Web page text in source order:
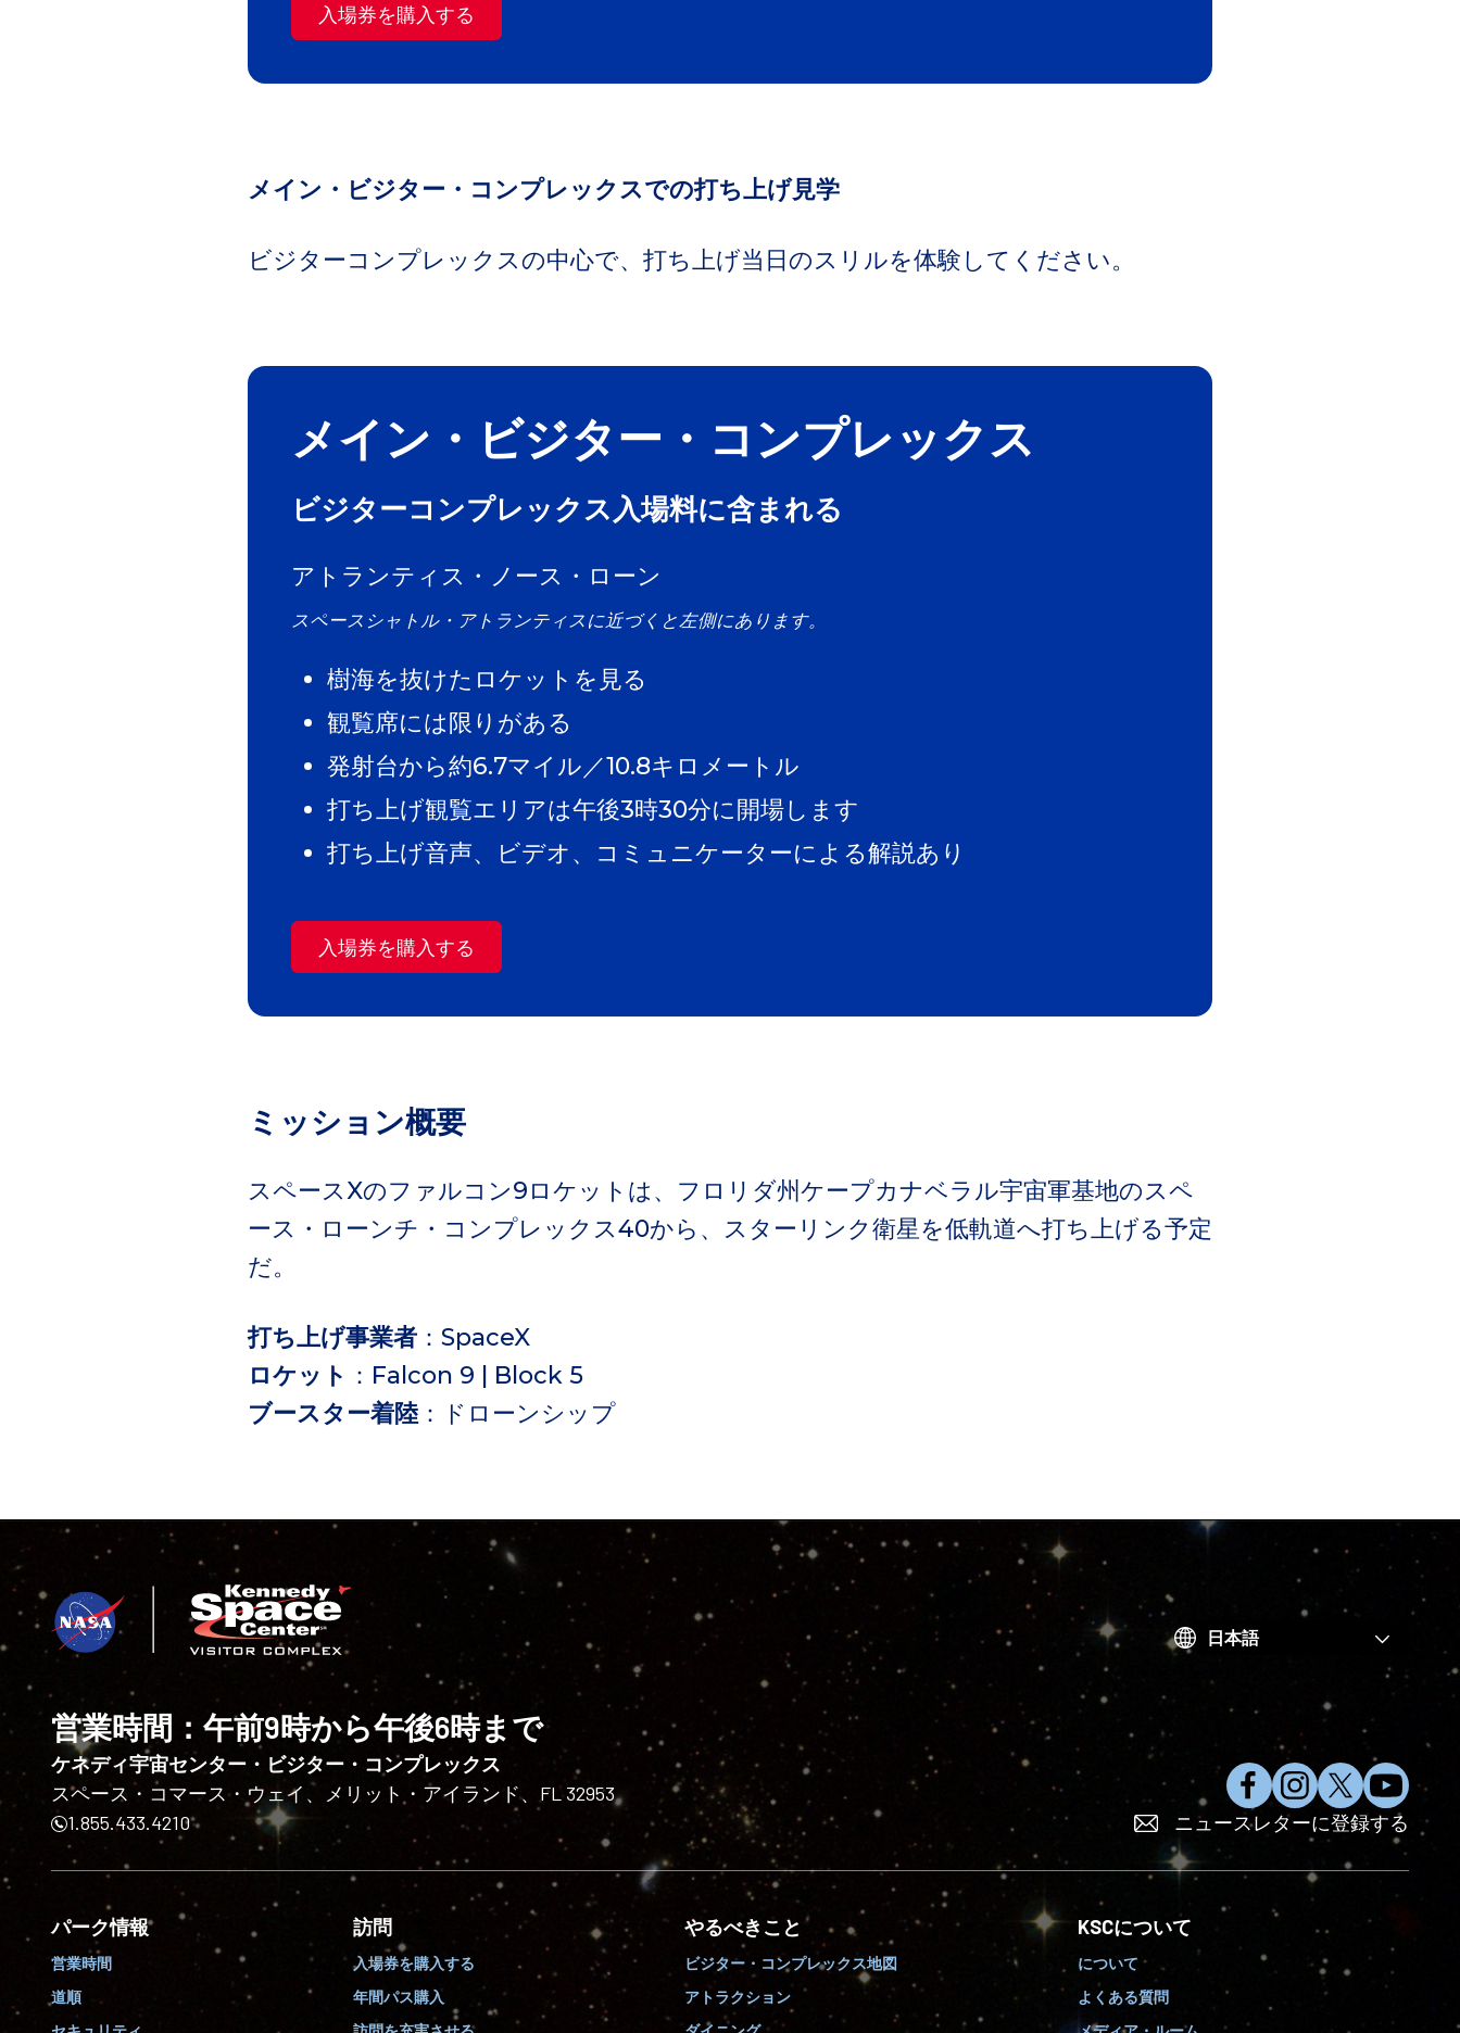
入場券を購入する
メイン・ビジター・コンプレックスでの打ち上げ見学
ビジターコンプレックスの中心で、打ち上げ当日のスリルを体験してください。
メイン・ビジター・コンプレックス
ビジターコンプレックス入場料に含まれる
アトランティス・ノース・ローン
スペースシャトル・アトランティスに近づくと左側にあります。
樹海を抜けたロケットを見る
観覧席には限りがある
発射台から約6.7マイル／10.8キロメートル
打ち上げ観覧エリアは午後3時30分に開場します
打ち上げ音声、ビデオ、コミュニケーターによる解説あり
入場券を購入する
ミッション概要
スペースXのファルコン9ロケットは、フロリダ州ケープカナベラル宇宙軍基地のスペ
ース・ローンチ・コンプレックス40から、スターリンク衛星を低軌道へ打ち上げる予定
だ。
打ち上げ事業者 ：SpaceX
ロケット ：Falcon 9 | Block 5
ブースター着陸 ：ドローンシップ
Choose
営業時間：午前9時から午後6時まで
ケネディ宇宙センター・ビジター・コンプレックス
スペース・コマース・ウェイ、メリット・アイランド、FL 32953
1.855.433.4210
フ
ェ
ス
ク
イ
ン
ス
タ
X
で
ォ
る
Y
o
u
T
e
に
ニュースレターに登録する
パーク情報
営業時間
道順
訪問
入場券を購入する
年間パス購入
やるべきこと
ビジター・コンプレックス地図
アトラクション
KSCについて
について
よくある質問